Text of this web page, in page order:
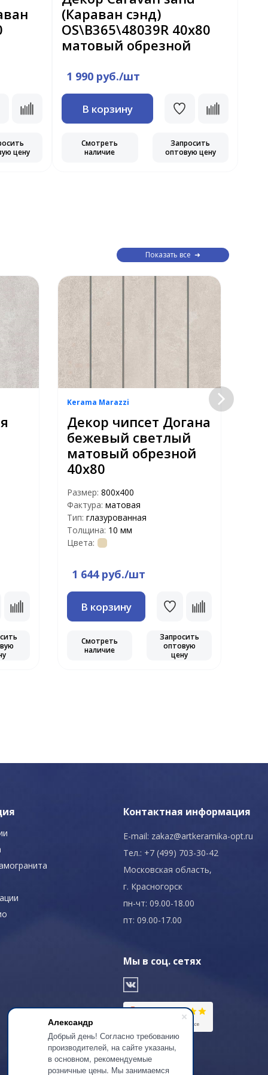
Александр
Добрый день! Согласно требованию
производителей, на сайте указаны,
в основном, рекомендуемые
розничные цены. Мы занимаемся
цену
(Караван сэнд)
OS\B365\48039R 40x80
матовый обрезной
1 990 руб./шт
В корзину
Смотреть
наличие
Запросить
оптовую цену
Показать все
Kerama Marazzi
Декор чипсет Догана
бежевый светлый
матовый обрезной
40х80
Размер: 800х400
Фактура: матовая
Тип: глазурованная
Толщина: 10 мм
Цвета:
1 644 руб./шт
В корзину
Смотреть
наличие
Запросить
оптовую
цену
Контактная информация
E-mail: zakaz@artkeramika-opt.ru
Тел.: +7 (499) 703-30-42
Московская область,
г. Красногорск
пн-чт: 09.00-18.00
пт: 09.00-17.00
Мы в соц. сетях